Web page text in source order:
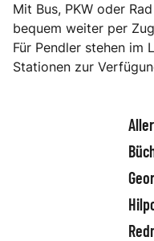
Mit Bus, PKW oder
bequem weiter per
Für Pendler stehen im
Stationen zur